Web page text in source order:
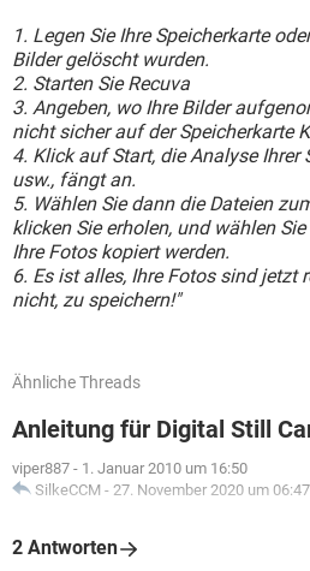
1. Legen Sie Ihre Speicherkarte
Bilder gelöscht wurden.
2. Starten Sie Recuva
3. Angeben, wo Ihre Bilder
nicht sicher auf der Speicherkarte
4. Klick auf Start, die Analyse Ihrer
usw., fängt an.
5. Wählen Sie dann die Dateien
klicken Sie erholen, und wählen
Ihre Fotos kopiert werden.
6. Es ist alles, Ihre Fotos sind jetzt
nicht, zu speichern!"
Ähnliche Threads
Anleitung für Digital Still
viper887 - 1. Januar 2010 um 16:50
SilkeCCM - 27. November 2020 um 06:47
2 Antworten